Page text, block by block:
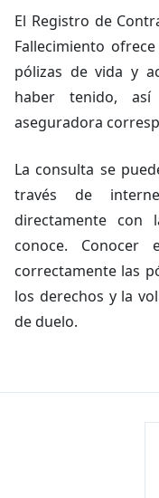
El Registro de
Fallecimiento
pólizas de vida y
haber tenido,
aseguradora
La consulta se
través de
directamente con
conoce. Conocer
correctamente las
los derechos y la
de duelo.